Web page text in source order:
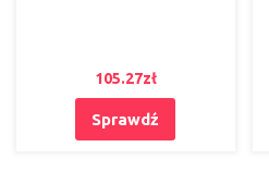
105.27zł
Sprawdź